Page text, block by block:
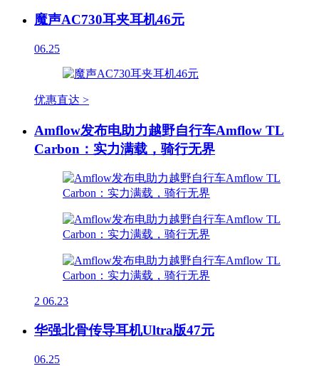
魔声AC730耳夹耳机46元
06.25
优惠直达 >
Amflow发布电助力越野自行车Amflow TL
Carbon：实力满载，骑行无界
2 06.23
华强北骨传导耳机Ultra版47元
06.25